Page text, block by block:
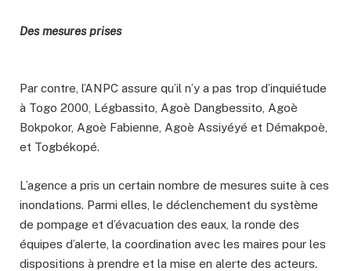
Des mesures prises
Par contre, l’ANPC assure qu’il n’y a pas trop d’inquiétude
à Togo 2000, Légbassito, Agoè Dangbessito, Agoè
Bokpokor, Agoè Fabienne, Agoè Assiyéyé et Démakpoè,
et Togbékopé.
L’agence a pris un certain nombre de mesures suite à ces
inondations. Parmi elles, le déclenchement du système
de pompage et d’évacuation des eaux, la ronde des
équipes d’alerte, la coordination avec les maires pour les
dispositions à prendre et la mise en alerte des acteurs.